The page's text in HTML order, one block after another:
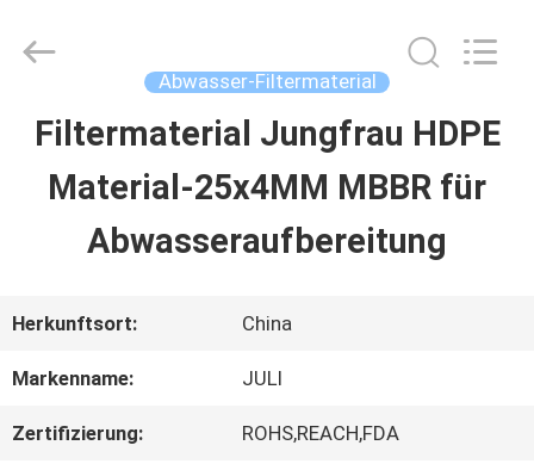
ZU
HAUSE
ÜBER
UNS
Plastic
CO.,LTD.
Reserved.
Developed
Abwasser-Filtermaterial
Filtermaterial Jungfrau HDPE
Material-25x4MM MBBR für
Abwasseraufbereitung
Herkunftsort: China
Markenname: JULI
Zertifizierung: ROHS,REACH,FDA